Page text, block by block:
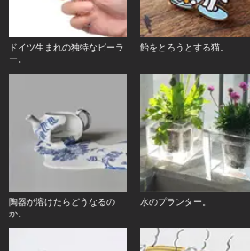
ドイツ生まれの独特なピーラ
ー。
飴をとろうとする猫。
陶器が溶けたらどうなるの
か。
水のプランター。